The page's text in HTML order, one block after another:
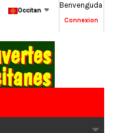
Benvenguda
Connexion
Occitan